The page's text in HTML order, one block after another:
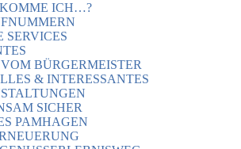
ICH…?
SERVICES
BÜRGERMEISTER
& INTERESSANTES
SICHER
PAMHAGEN